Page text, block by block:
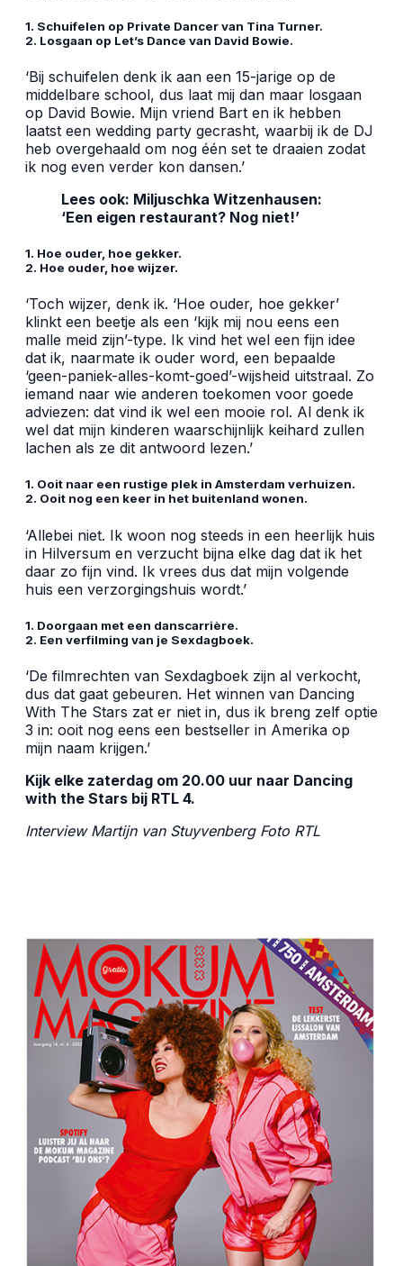
1. Schuifelen op Private Dancer van Tina Turner.
2. Losgaan op Let’s Dance van David Bowie.
‘Bij schuifelen denk ik aan een 15-jarige op de
middelbare school, dus laat mij dan maar losgaan
op David Bowie. Mijn vriend Bart en ik hebben
laatst een wedding party gecrasht, waarbij ik de DJ
heb overgehaald om nog één set te draaien zodat
ik nog even verder kon dansen.’
Lees ook: Miljuschka Witzenhausen:
‘Een eigen restaurant? Nog niet!’
1. Hoe ouder, hoe gekker.
2. Hoe ouder, hoe wijzer.
‘Toch wijzer, denk ik. ‘Hoe ouder, hoe gekker’
klinkt een beetje als een ‘kijk mij nou eens een
malle meid zijn’-type. Ik vind het wel een fijn idee
dat ik, naarmate ik ouder word, een bepaalde
‘geen-paniek-alles-komt-goed’-wijsheid uitstraal. Zo
iemand naar wie anderen toekomen voor goede
adviezen: dat vind ik wel een mooie rol. Al denk ik
wel dat mijn kinderen waarschijnlijk keihard zullen
lachen als ze dit antwoord lezen.’
1. Ooit naar een rustige plek in Amsterdam verhuizen.
2. Ooit nog een keer in het buitenland wonen.
‘Allebei niet. Ik woon nog steeds in een heerlijk huis
in Hilversum en verzucht bijna elke dag dat ik het
daar zo fijn vind. Ik vrees dus dat mijn volgende
huis een verzorgingshuis wordt.’
1. Doorgaan met een danscarrière.
2. Een verfilming van je Sexdagboek.
‘De filmrechten van Sexdagboek zijn al verkocht,
dus dat gaat gebeuren. Het winnen van Dancing
With The Stars zat er niet in, dus ik breng zelf optie
3 in: ooit nog eens een bestseller in Amerika op
mijn naam krijgen.’
Kijk elke zaterdag om 20.00 uur naar Dancing
with the Stars bij RTL 4.
Interview Martijn van Stuyvenberg Foto RTL